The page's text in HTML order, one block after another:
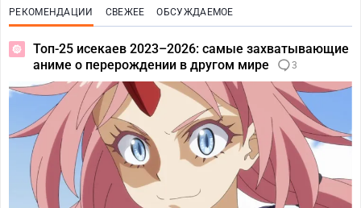
РЕКОМЕНДАЦИИ СВЕЖЕЕ ОБСУЖДАЕМОЕ
Топ-25 исекаев 2023–2026: самые захватывающие
аниме о перерождении в другом мире
3